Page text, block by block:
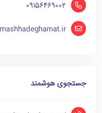
09156469002
جستجوی هوشمند